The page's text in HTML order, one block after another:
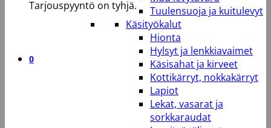
Tarjouspyyntö on tyhjä.
0
Tuulensuoja ja kuitulevyt
Käsityökalut
Hionta
Hylsyt ja lenkkiavaimet
Käsisahat ja kirveet
Kottikärryt, nokkakärryt
Lapiot
Lekat, vasarat ja
sorkkaraudat